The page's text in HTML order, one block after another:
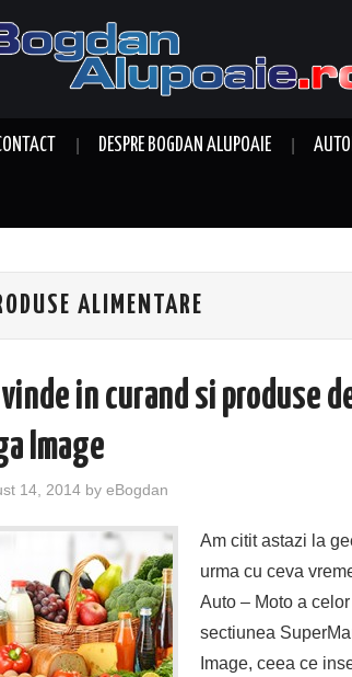
DESPRE BOGDAN ALUPOAIE
ALIMENTARE
vinde in curand si produse
Image
14, 2014 by eBogdan
Am citit astazi la
urma cu ceva
Auto – Moto a
sectiunea
Image, ceea ce